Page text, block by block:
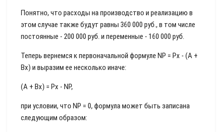
Понятно, что расходы на производство и реализацию в
этом случае также будут равны 360 000 руб., в том числе
постоянные - 200 000 руб. и переменные - 160 000 руб.
Теперь вернемся к первоначальной формуле NP = Рx - (А +
Вx) и выразим ее несколько иначе:
(А + Вx) = Рх - NP,
при условии, что NP = 0, формула может быть записана
следующим образом: